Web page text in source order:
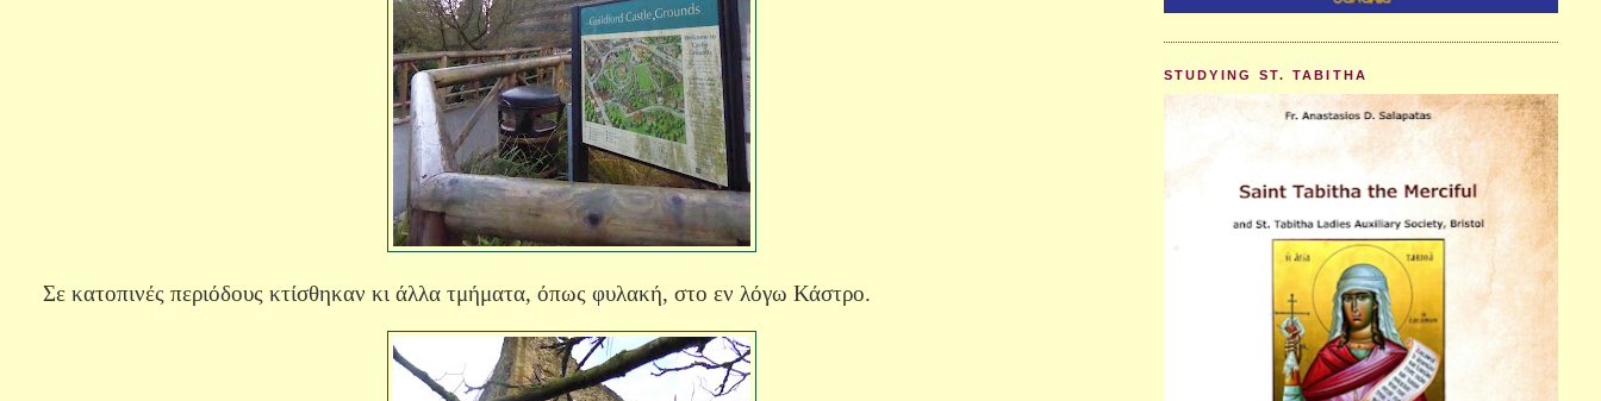
Σε κατοπινές περιόδους κτίσθηκαν κι άλλα τμήματα, όπως φυλακή, στο εν λόγω Κάστρο.
STUDYING ST. TABITHA